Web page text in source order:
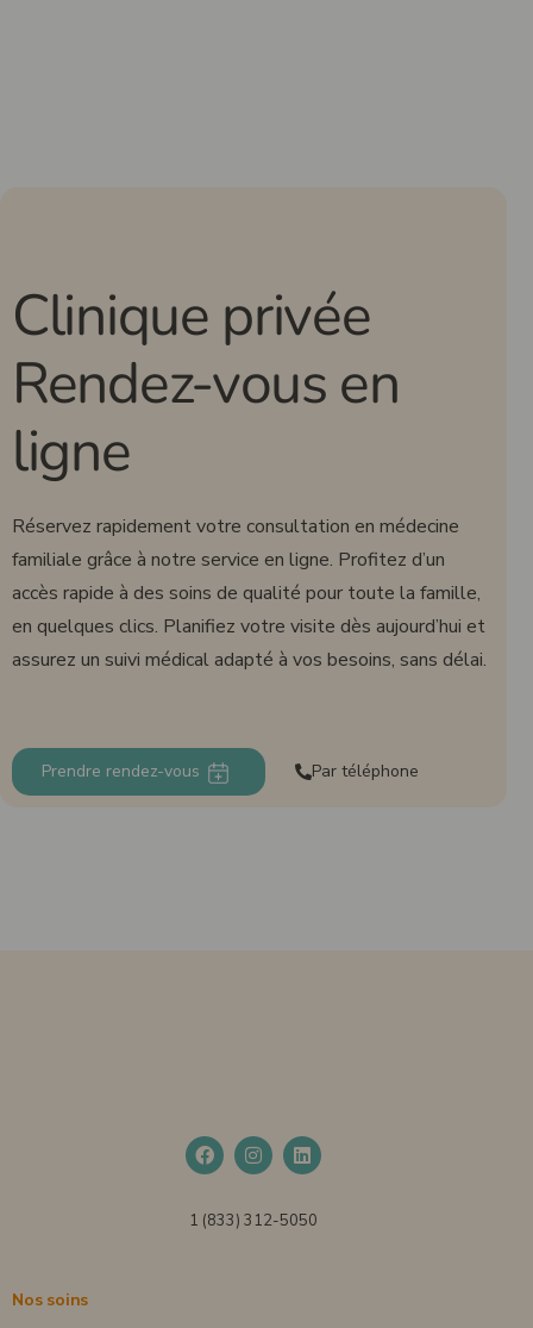
Clinique privée
Rendez-vous en
ligne
Réservez rapidement votre consultation en médecine
familiale grâce à notre service en ligne. Profitez d’un
accès rapide à des soins de qualité pour toute la famille,
en quelques clics. Planifiez votre visite dès aujourd’hui et
assurez un suivi médical adapté à vos besoins, sans délai.
Prendre rendez-vous Par téléphone
1 (833) 312-5050
Nos soins